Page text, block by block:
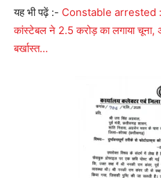
यह भी पढ़ें :- Constable arrested :
कांस्टेबल ने 2.5 करोड़ का लगाया चूना,
बर्खास्त…